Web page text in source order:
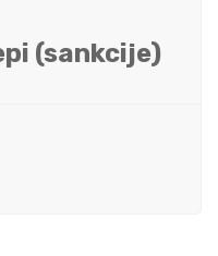
(sankcije)